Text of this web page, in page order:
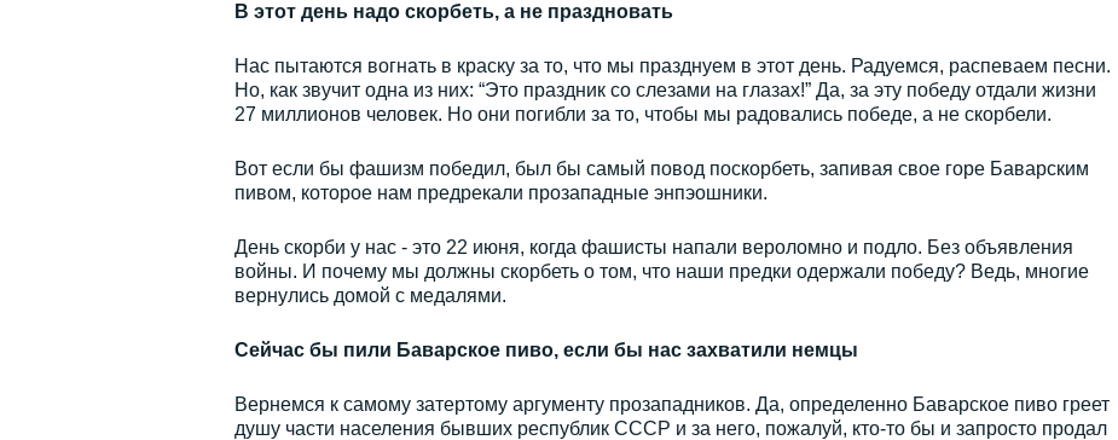
В этот день надо скорбеть, а не праздновать
Нас пытаются вогнать в краску за то, что мы празднуем в этот день. Радуемся, распеваем песни.
Но, как звучит одна из них: “Это праздник со слезами на глазах!” Да, за эту победу отдали жизни
27 миллионов человек. Но они погибли за то, чтобы мы радовались победе, а не скорбели.
Вот если бы фашизм победил, был бы самый повод поскорбеть, запивая свое горе Баварским
пивом, которое нам предрекали прозападные энпэошники.
День скорби у нас - это 22 июня, когда фашисты напали вероломно и подло. Без объявления
войны. И почему мы должны скорбеть о том, что наши предки одержали победу? Ведь, многие
вернулись домой с медалями.
Сейчас бы пили Баварское пиво, если бы нас захватили немцы
Вернемся к самому затертому аргументу прозападников. Да, определенно Баварское пиво греет
душу части населения бывших республик СССР и за него, пожалуй, кто-то бы и запросто продал